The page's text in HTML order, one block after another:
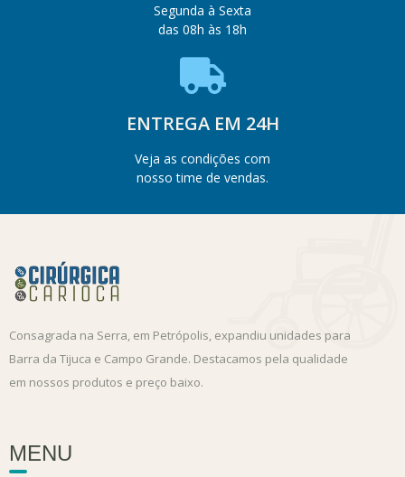
Segunda à Sexta
das 08h às 18h
ENTREGA EM 24H
Veja as condições com
nosso time de vendas.
Consagrada na Serra, em Petrópolis, expandiu unidades para
Barra da Tijuca e Campo Grande. Destacamos pela qualidade
em nossos produtos e preço baixo.
MENU